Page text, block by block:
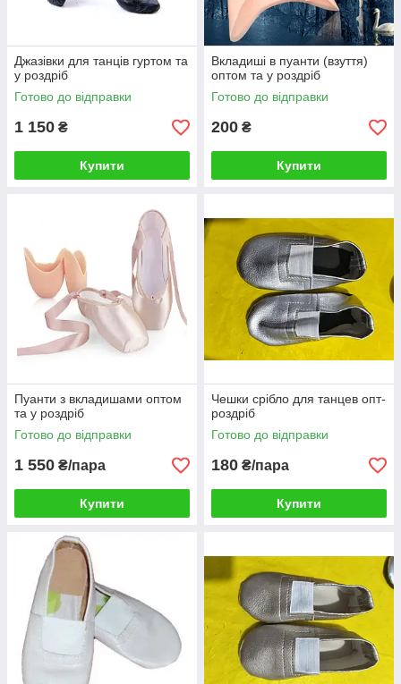
Джазівки для танців гуртом та
у роздріб
Готово до відправки
1 150 ₴
Купити
Вкладиші в пуанти (взуття)
оптом та у роздріб
Готово до відправки
200 ₴
Купити
Пуанти з вкладишами оптом
та у роздріб
Готово до відправки
1 550 ₴/пара
Купити
Чешки срібло для танцев опт-
роздріб
Готово до відправки
180 ₴/пара
Купити